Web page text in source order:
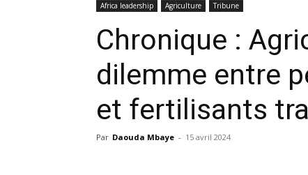
Africa leadership Agriculture Tribune
Chronique :
dilemme entre
et fertilisants
Par Daouda Mbaye - 15 avril 2024